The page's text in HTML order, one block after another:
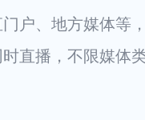
户、地方媒体等
直播，不限媒体